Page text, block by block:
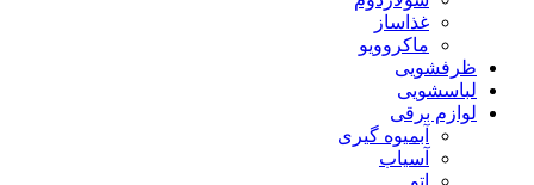
غذاساز
ماکروویو
ظرفشویی
لباسشویی
لوازم برقی
آبمیوه گیری
آسیاب